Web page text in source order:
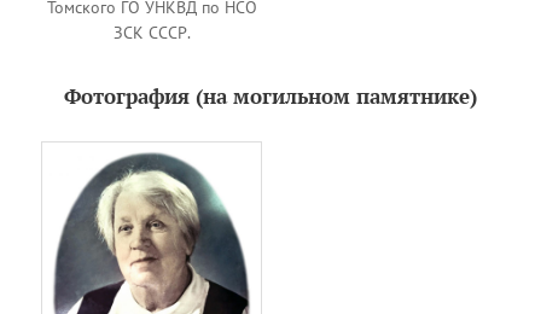
Томского ГО УНКВД по НСО
ЗСК СССР.
Фотография (на могильном памятнике)